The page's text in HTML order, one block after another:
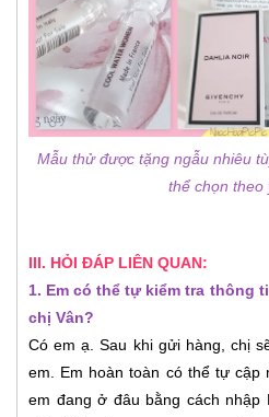
Mẫu thử được tặng ngẫu nhiêu
thể chọn theo
III. HỎI ĐÁP LIÊN QUAN:
1. Em có thể tự kiểm tra thông
chị Vân?
Có em ạ. Sau khi gửi hàng, chị
em. Em hoàn toàn có thể tự cập
em đang ở đâu bằng cách